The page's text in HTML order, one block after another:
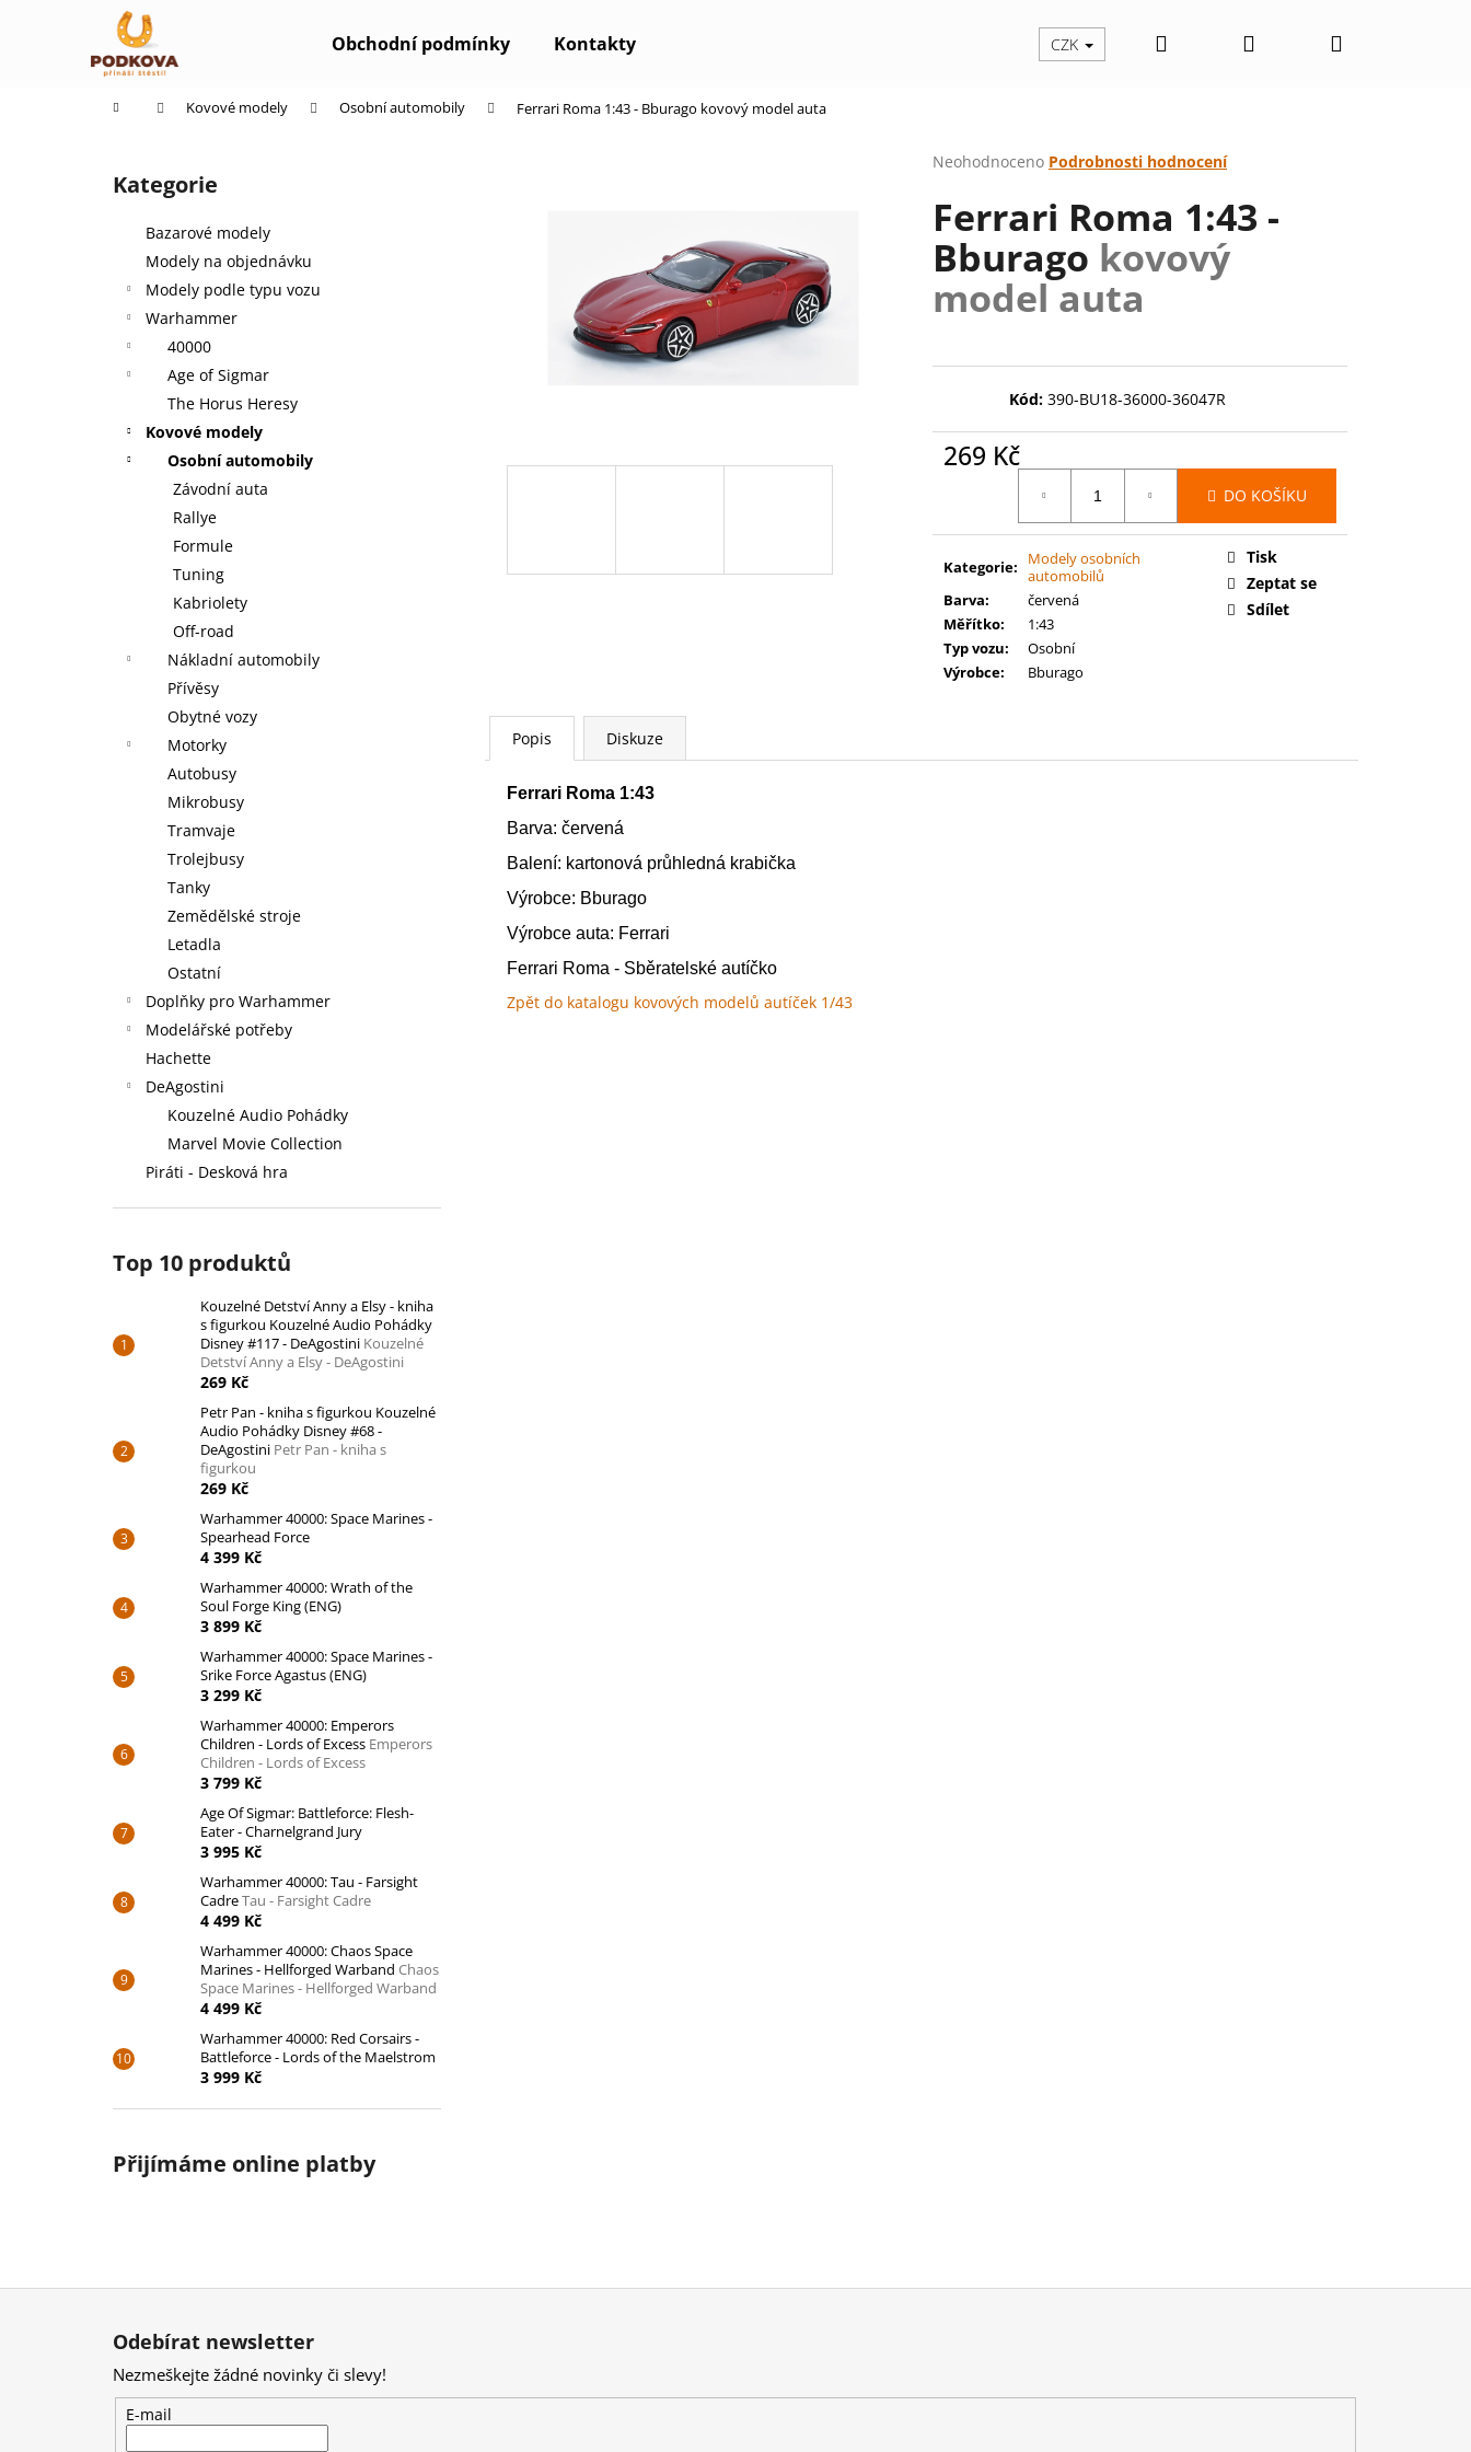
Obchodní podmínky Kontakty CZK Hledat PřihlášeníNákupní
Domů Kovové modely Osobní automobily Ferrari Roma 1:43 - Bburago kovový model auta
Přeskočit
kategorie
Kategorie
Bazarové modely
Modely na objednávku
Modely podle typu vozu
Warhammer
40000
Age of Sigmar
The Horus Heresy
Kovové modely
Osobní automobily
Závodní auta
Rallye
Formule
Tuning
Kabriolety
Off-road
Nákladní automobily
Přívěsy
Obytné vozy
Motorky
Autobusy
Mikrobusy
Tramvaje
Trolejbusy
Tanky
Zemědělské stroje
Letadla
Ostatní
Doplňky pro Warhammer
Modelářské potřeby
Hachette
DeAgostini
Kouzelné Audio Pohádky
Marvel Movie Collection
Piráti - Desková hra
Top 10 produktů
Kouzelné Detství Anny a Elsy - kniha
s figurkou Kouzelné Audio Pohádky
Disney #117 - DeAgostini Kouzelné
Detství Anny a Elsy - DeAgostini
269 Kč
Petr Pan - kniha s figurkou Kouzelné
Audio Pohádky Disney #68 -
DeAgostini Petr Pan - kniha s
figurkou
269 Kč
Warhammer 40000: Space Marines -
Spearhead Force
4 399 Kč
Warhammer 40000: Wrath of the
Soul Forge King (ENG)
3 899 Kč
Warhammer 40000: Space Marines -
Srike Force Agastus (ENG)
3 299 Kč
Warhammer 40000: Emperors
Children - Lords of Excess Emperors
Children - Lords of Excess
3 799 Kč
Age Of Sigmar: Battleforce: Flesh-
Eater - Charnelgrand Jury
3 995 Kč
Warhammer 40000: Tau - Farsight
CadreTau - Farsight Cadre
4 499 Kč
Warhammer 40000: Chaos Space
Marines - Hellforged Warband Chaos
Space Marines - Hellforged Warband
4 499 Kč
Warhammer 40000: Red Corsairs -
Battleforce - Lords of the Maelstrom
3 999 Kč
Přijímáme online platby
Průměrné
produktu
je
0,0
hvězdiček.
Neohodnoceno Podrobnosti hodnocení
Ferrari Roma 1:43 -
Bburago kovový
model auta
Kód: 390-BU18-36000-36047R
269 Kč
DO KOŠÍKU
Kategorie:
Modely osobních
automobilů
Barva:
červená
Měřítko:
1:43
Typ vozu:
Osobní
Výrobce: Bburago
Tisk
Zeptat se
Sdílet
Popis Diskuze
Ferrari Roma 1:43
Barva: červená
Balení: kartonová průhledná krabička
Výrobce: Bburago
Výrobce auta: Ferrari
Ferrari Roma - Sběratelské autíčko
Zpět do katalogu kovových modelů autíček 1/43
Zpět
Zpět
Co potřebujete najít?
Doporučujeme
KOUZELNÉ DETSTVÍ ANNY A ELSY -
KNIHA S FIGURKOU KOUZELNÉ AUDIO
POHÁDKY DISNEY #117 - DEAGOSTINI
KOUZELNÉ DETSTVÍ ANNY A ELSY -
DEAGOSTINI
269 Kč
269 Kč
WARHAMMER 40000: SPACE MARINES -
Z
Odebírat newsletter
Nezmeškejte žádné novinky či slevy!
E-mail